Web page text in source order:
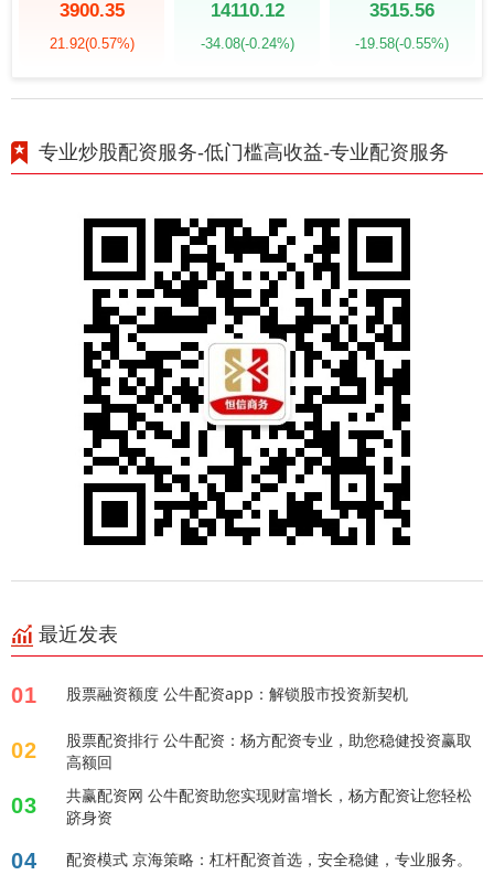
3900.35
21.92(0.57%)
14110.12
-34.08(-0.24%)
3515.56
-19.58(-0.55%)
专业炒股配资服务-低门槛高收益-专业配资服务
最近发表
01 股票融资额度 公牛配资app：解锁股市投资新契机
02
股票配资排行 公牛配资：杨方配资专业，助您稳健投资赢取
高额回
03
共赢配资网 公牛配资助您实现财富增长，杨方配资让您轻松
跻身资
04 配资模式 京海策略：杠杆配资首选，安全稳健，专业服务。